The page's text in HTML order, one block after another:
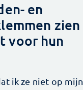
en
zien
voor hun
ik ze niet op mijn